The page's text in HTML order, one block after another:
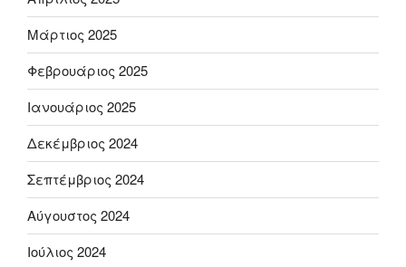
Μάρτιος 2025
Φεβρουάριος 2025
Ιανουάριος 2025
Δεκέμβριος 2024
Σεπτέμβριος 2024
Αύγουστος 2024
Ιούλιος 2024